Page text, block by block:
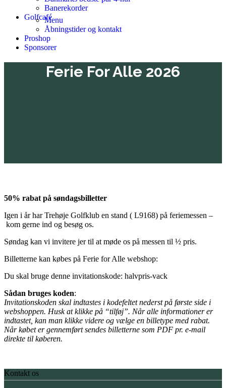
Banerekorder
GolfcaféMenu
Åbningstider og kontakt
Proshop
Sponsorer
Ferie For Alle 2026
50% rabat på søndagsbilletter
Igen i år har Trehøje Golfklub en stand ( L9168) på feriemessen –
kom gerne ind og besøg os.
Søndag kan vi invitere jer til at møde os på messen til ½ pris.
Billetterne kan købes på Ferie for Alle webshop:
Du skal bruge denne invitationskode: halvpris-vack
Sådan bruges koden:
Invitationskoden skal indtastes i kodefeltet nederst på første side i
webshoppen. Husk at klikke på “tilføj”. Når alle informationer er
indtastet, kan man klikke videre og vælge en billetype med rabat.
Når købet er gennemført sendes billetterne som PDF pr. e-mail
direkte til køberen.
Kontakt os